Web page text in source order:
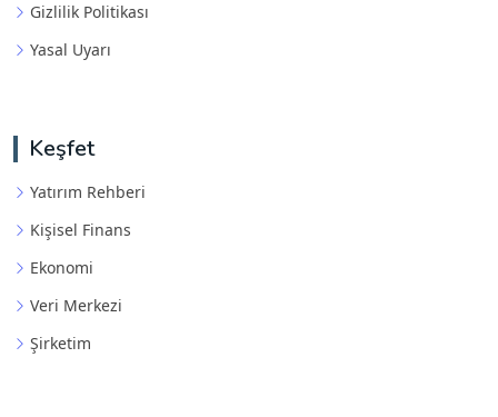
Gizlilik Politikası
Yasal Uyarı
Keşfet
Yatırım Rehberi
Kişisel Finans
Ekonomi
Veri Merkezi
Şirketim